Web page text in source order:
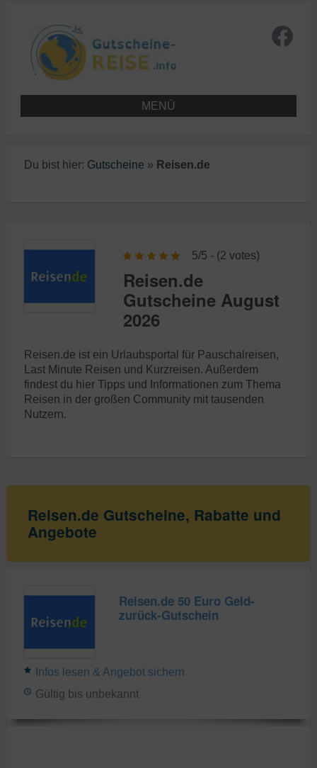
MENÜ
Du bist hier: Gutscheine » Reisen.de
5/5 - (2 votes)
Reisen.de
Gutscheine August
2026
Reisen.de ist ein Urlaubsportal für Pauschalreisen,
Last Minute Reisen und Kurzreisen. Außerdem
findest du hier Tipps und Informationen zum Thema
Reisen in der großen Community mit tausenden
Nutzern.
Reisen.de Gutscheine, Rabatte und
Angebote
Reisen.de 50 Euro Geld-
zurück-Gutschein
Infos lesen & Angebot sichern
Gültig bis unbekannt